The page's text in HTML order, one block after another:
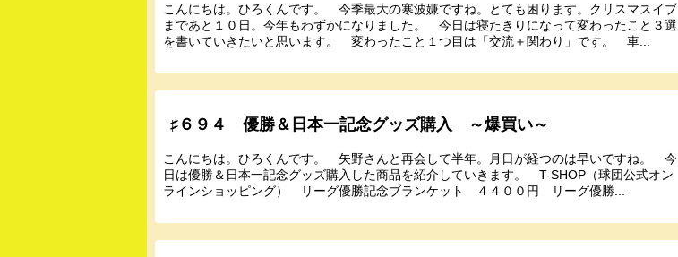
こんにちは。ひろくんです。 今季最大の寒波嫌ですね。とても困ります。クリスマスイブ
まであと１０日。今年もわずかになりました。 今日は寝たきりになって変わったこと３選
を書いていきたいと思います。 変わったこと１つ目は「交流＋関わり」です。 車...
♯６９４ 優勝＆日本一記念グッズ購入 ～爆買い～
こんにちは。ひろくんです。 矢野さんと再会して半年。月日が経つのは早いですね。 今
日は優勝＆日本一記念グッズ購入した商品を紹介していきます。 T-SHOP（球団公式オン
ラインショッピング） リーグ優勝記念ブランケット ４４００円 リーグ優勝...